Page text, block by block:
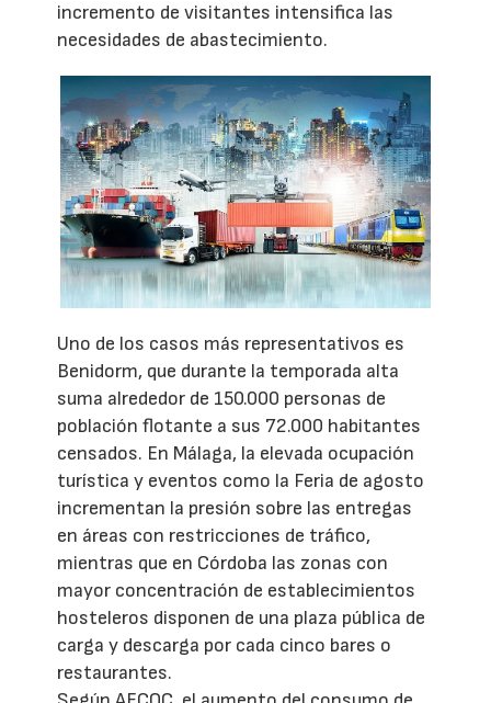
incremento de visitantes intensifica las
necesidades de abastecimiento.
Uno de los casos más representativos es
Benidorm, que durante la temporada alta
suma alrededor de 150.000 personas de
población flotante a sus 72.000 habitantes
censados. En Málaga, la elevada ocupación
turística y eventos como la Feria de agosto
incrementan la presión sobre las entregas
en áreas con restricciones de tráfico,
mientras que en Córdoba las zonas con
mayor concentración de establecimientos
hosteleros disponen de una plaza pública de
carga y descarga por cada cinco bares o
restaurantes.